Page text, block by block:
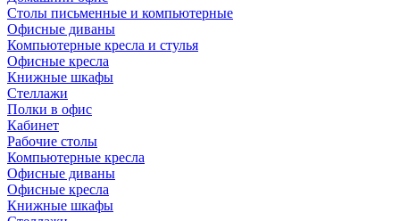
Столы письменные и компьютерные
Офисные диваны
Компьютерные кресла и стулья
Офисные кресла
Книжные шкафы
Стеллажи
Полки в офис
Кабинет
Рабочие столы
Компьютерные кресла
Офисные диваны
Офисные кресла
Книжные шкафы